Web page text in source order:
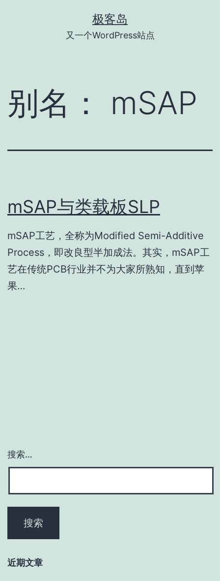
极客岛
又一个WordPress站点
别名： mSAP
mSAP与类载板SLP
mSAP工艺，全称为Modified Semi-Additive
Process，即改良型半加成法。其实，mSAP工
艺在传统PCB行业并不为大家所熟知，直到苹
果…
搜索…
近期文章